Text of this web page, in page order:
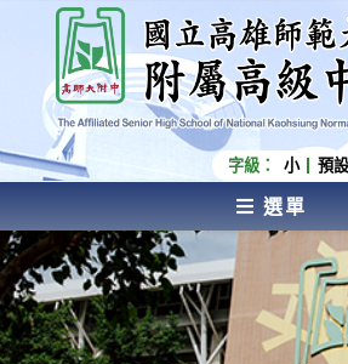
內
容
國立高雄師範大學附屬高級中學
High School of National Kaohsiung
University
字級： 小 預設
選單
AFFILIATED SENIOR HIGH
KAOHSIUNG NORMAL